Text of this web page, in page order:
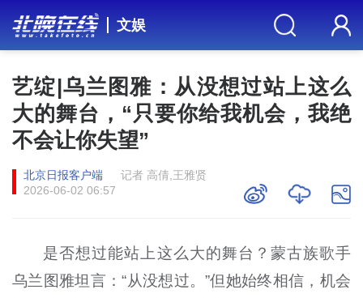
文娱
艺绽|乌兰图雅：从没想过站上这么
大的舞台，“只要你给我机会，我绝
不会让你失望”
北京日报客户端
记者 高倩,王雅贤
2026-06-02 06:57
是否想过能站上这么大的舞台？蒙古族歌手
乌兰图雅坦言：“从没想过。”但她始终相信，机会